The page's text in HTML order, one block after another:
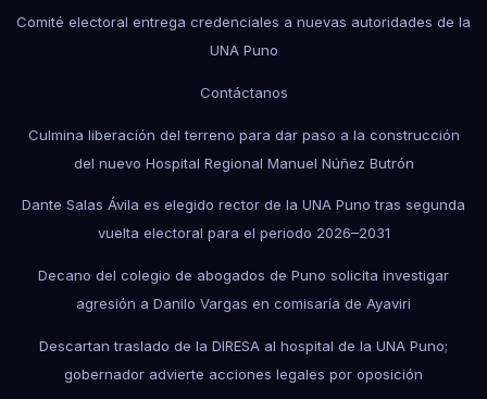
Comité electoral entrega credenciales a nuevas autoridades de la
UNA Puno
Contáctanos
Culmina liberación del terreno para dar paso a la construcción
del nuevo Hospital Regional Manuel Núñez Butrón
Dante Salas Ávila es elegido rector de la UNA Puno tras segunda
vuelta electoral para el periodo 2026–2031
Decano del colegio de abogados de Puno solicita investigar
agresión a Danilo Vargas en comisaría de Ayaviri
Descartan traslado de la DIRESA al hospital de la UNA Puno;
gobernador advierte acciones legales por oposición